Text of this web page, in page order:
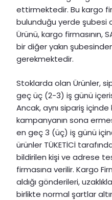
ettirmektedir. Bu kargo
bulunduğu yerde şubesi
Ürünü, kargo firmasının,
bir diğer yakın
gerekmektedir.
Stoklarda olan Ürünler,
geç üç (2-3) iş günü
Ancak, aynı sipariş
kampanyanın sona
en geç 3 (üç) iş günü
ürünler TÜKETİCİ
bildirilen kişi ve adrese
firmasına verilir. Kargo
aldığı gönderileri,
birlikte normal şartlar